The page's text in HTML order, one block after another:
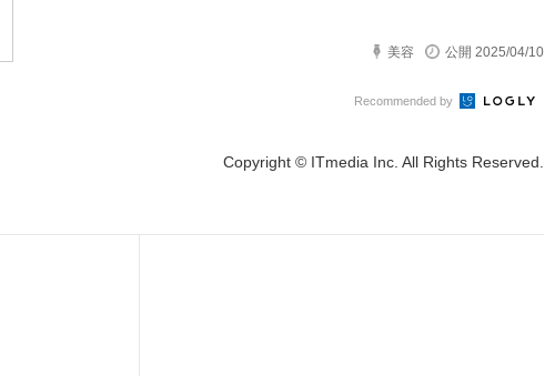
美容 公開 2025/04/10
Recommended by
Copyright © ITmedia Inc. All Rights Reserved.